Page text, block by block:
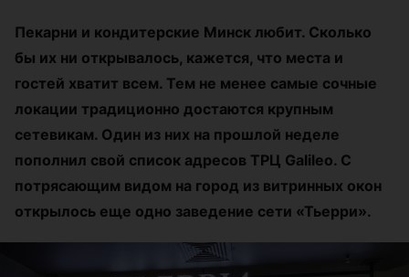
Пекарни и кондитерские Минск любит. Сколько
бы их ни открывалось, кажется, что места и
гостей хватит всем. Тем не менее самые сочные
локации традиционно достаются крупным
сетевикам. Один из них на прошлой неделе
пополнил свой список адресов ТРЦ Galileo. С
потрясающим видом на город из витринных окон
открылось еще одно заведение сети «Тьерри».